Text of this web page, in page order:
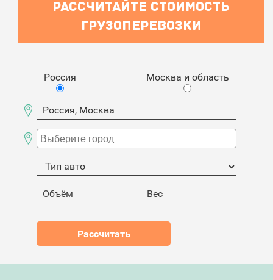
РАССЧИТАЙТЕ СТОИМОСТЬ
ГРУЗОПЕРЕВОЗКИ
Россия Москва и область